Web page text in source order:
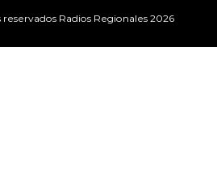
Radios Regionales 2026